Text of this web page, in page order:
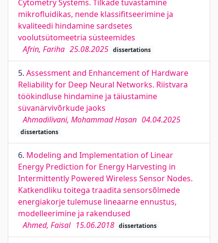
Cytometry Systems. Tilkade tuvastamine
mikroﬂuidikas, nende klassiﬁtseerimine ja
kvaliteedi hindamine sardsetes
voolutsütomeetria süsteemides
Afrin, Fariha 25.08.2025 dissertations
5. Assessment and Enhancement of Hardware
Reliability for Deep Neural Networks. Riistvara
töökindluse hindamine ja täiustamine
süvanärvivõrkude jaoks
Ahmadilivani, Mohammad Hasan 04.04.2025
dissertations
6. Modeling and Implementation of Linear
Energy Prediction for Energy Harvesting in
Intermittently Powered Wireless Sensor Nodes.
Katkendliku toitega traadita sensorsõlmede
energiakorje tulemuse lineaarne ennustus,
modelleerimine ja rakendused
Ahmed, Faisal 15.06.2018 dissertations